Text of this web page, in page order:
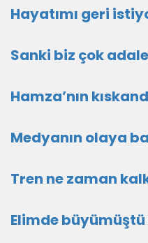
Hayatımı geri
Sanki biz çok
Hamza’nın
Medyanın olaya
Tren ne zaman
Elimde